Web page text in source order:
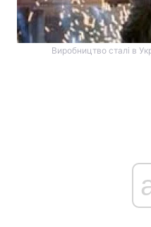
Виробництво сталі в